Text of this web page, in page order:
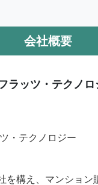
会社概要
ラッツ・テクノロ
・テクノロジー
を構え、マンション